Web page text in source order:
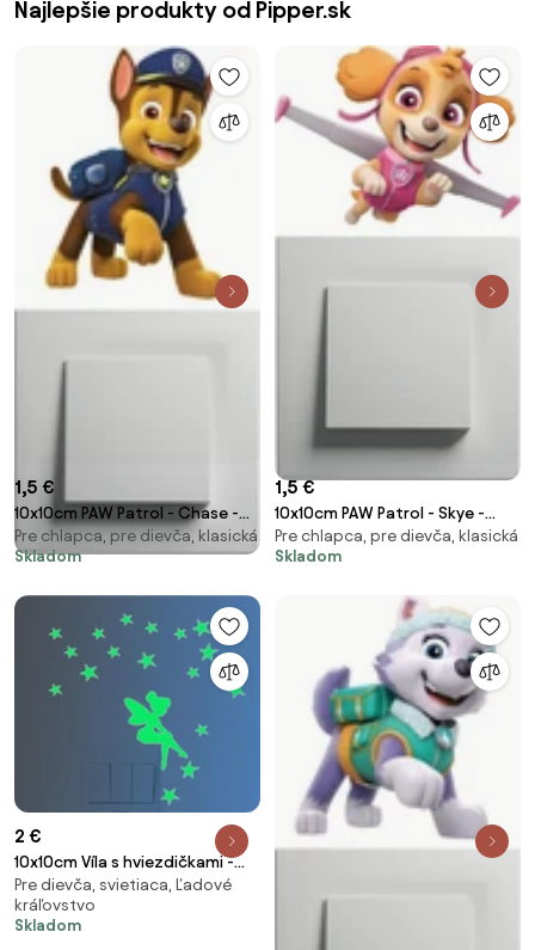
Najlepšie produkty od Pipper.sk
1,5 €
10x10cm PAW Patrol - Chase -
nálepka nad vypínač
Pre chlapca, pre dievča, klasická
Skladom
1,5 €
10x10cm PAW Patrol - Skye -
nálepka nad vypínač
Pre chlapca, pre dievča, klasická
Skladom
2 €
10x10cm Víla s hviezdičkami -
fosforová nálepka nad vypínač
Pre dievča, svietiaca, Ľadové
kráľovstvo
Skladom